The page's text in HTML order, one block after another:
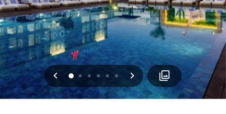
Précédent
0 1 2 3 4 5 Suivant